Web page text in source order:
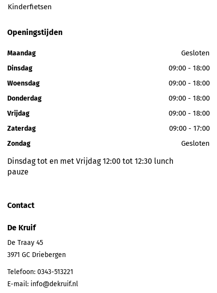
Kinderfietsen
Openingstijden
Maandag Gesloten
Dinsdag 09:00 - 18:00
Woensdag 09:00 - 18:00
Donderdag 09:00 - 18:00
Vrijdag 09:00 - 18:00
Zaterdag 09:00 - 17:00
Zondag Gesloten
Dinsdag tot en met Vrijdag 12:00 tot 12:30 lunch
pauze
Contact
De Kruif
De Traay 45
3971 GC Driebergen
Telefoon: 0343-513221
E-mail: info@dekruif.nl